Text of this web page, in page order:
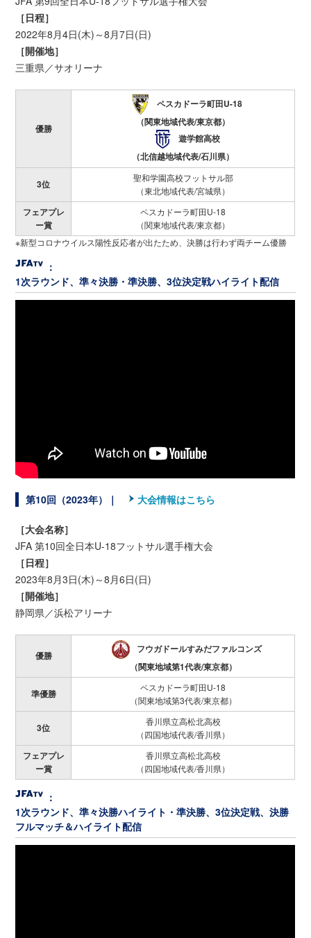
［日程］
2022年8月4日(木)～8月7日(日)
［開催地］
三重県／サオリーナ
優勝
ペスカドーラ町田U-18
（関東地域代表/東京都）
遊学館高校
（北信越地域代表/石川県）
3位
聖和学園高校フットサル部
（東北地域代表/宮城県）
フェアプレ
ー賞
ペスカドーラ町田U-18
（関東地域代表/東京都）
※新型コロナウイルス陽性反応者が出たため、決勝は行わず両チーム優勝
：
1次ラウンド、準々決勝・準決勝、3位決定戦ハイライト配信
第10回（2023年）｜ 大会情報はこちら
［大会名称］
JFA 第10回全日本U-18フットサル選手権大会
［日程］
2023年8月3日(木)～8月6日(日)
［開催地］
静岡県／浜松アリーナ
優勝
フウガドールすみだファルコンズ
（関東地域第1代表/東京都）
準優勝
ペスカドーラ町田U-18
（関東地域第3代表/東京都）
3位
香川県立高松北高校
（四国地域代表/香川県）
フェアプレ
ー賞
香川県立高松北高校
（四国地域代表/香川県）
：
1次ラウンド、準々決勝ハイライト・準決勝、3位決定戦、決勝
フルマッチ＆ハイライト配信